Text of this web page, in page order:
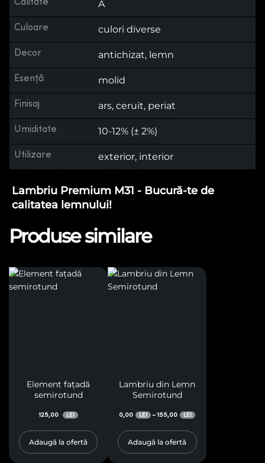
A
Culoare culori diverse
Decor antichizat, lemn
Esență molid
Finisaj ars, ceruit, periat
Umiditate 10-12% (± 2%)
Utilizare exterior, interior
Lambriu Premium M31 - Bucură-te de
calitatea lemnului!
Produse similare
Element fațadă
semirotund
125,00 LEI
Adaugă la ofertă
Lambriu din Lemn
Semirotund
0,00 LEI –155,00 LEI
Adaugă la ofertă